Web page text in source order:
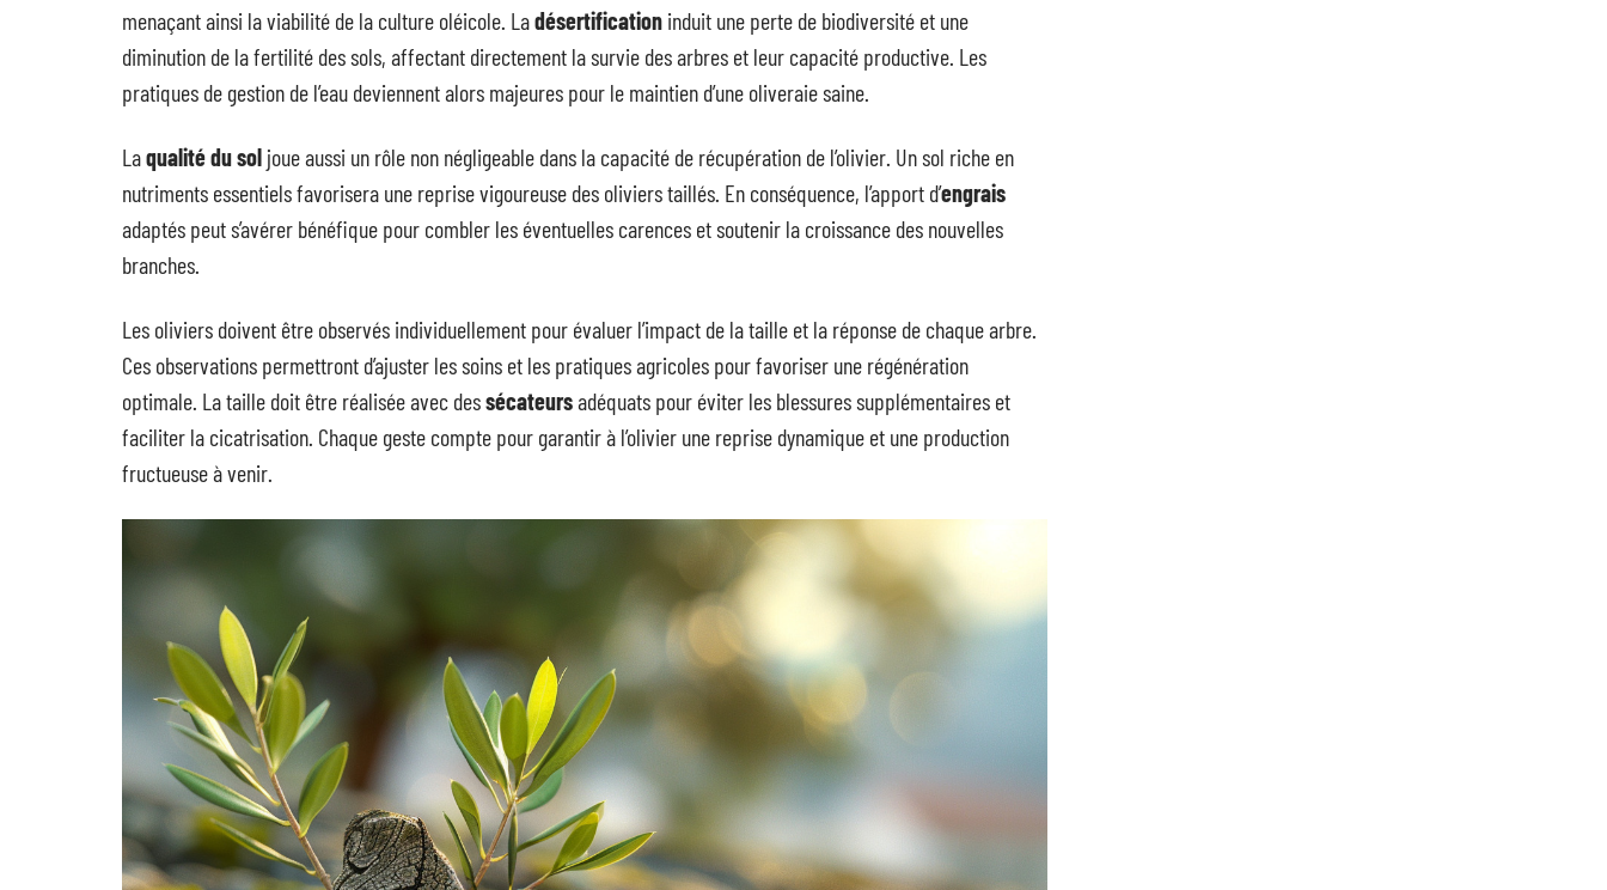
menaçant ainsi la viabilité de la culture oléicole. Ladésertification induit une perte de biodiversité et une
diminution de la fertilité des sols, affectant directement la survie des arbres et leur capacité productive. Les
pratiques de gestion de l’eau deviennent alors majeures pour le maintien d’une oliveraie saine.
Laqualité du sol joue aussi un rôle non négligeable dans la capacité de récupération de l’olivier. Un sol riche en
nutriments essentiels favorisera une reprise vigoureuse des oliviers taillés. En conséquence, l’apport d’engrais
adaptés peut s’avérer bénéfique pour combler les éventuelles carences et soutenir la croissance des nouvelles
branches.
Les oliviers doivent être observés individuellement pour évaluer l’impact de la taille et la réponse de chaque arbre.
Ces observations permettront d’ajuster les soins et les pratiques agricoles pour favoriser une régénération
optimale. La taille doit être réalisée avec dessécateursadéquats pour éviter les blessures supplémentaires et
faciliter la cicatrisation. Chaque geste compte pour garantir à l’olivier une reprise dynamique et une production
fructueuse à venir.